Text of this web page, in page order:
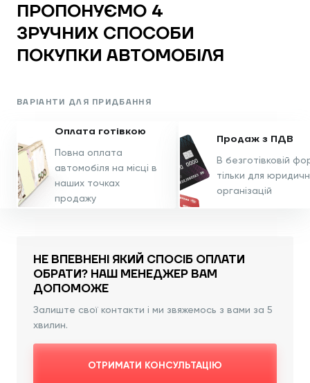
ПРОПОНУЄМО 4
ЗРУЧНИХ СПОСОБИ
ПОКУПКИ АВТОМОБІЛЯ
ВАРІАНТИ ДЛЯ ПРИДБАННЯ
Оплата готівкою
Повна оплата
автомобіля на місці в
наших точках
продажу
Продаж з ПДВ
В безготівковій
тільки для
організацій
НЕ ВПЕВНЕНІ ЯКИЙ СПОСІБ ОПЛАТИ
ОБРАТИ? НАШ МЕНЕДЖЕР ВАМ
ДОПОМОЖЕ
Залиште свої контакти і ми звяжемось з вами за 5
хвилин.
ОТРИМАТИ КОНСУЛЬТАЦІЮ